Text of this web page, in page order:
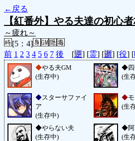
←戻る
【紅番外】やる夫達の初心
～疲れ～
[5：4]
前 1 2 3 4 5 6 7 後 [逆] [霊] [逝] [役] [
◆やる夫GM
(生存中)
◆
(生
◆スターサファイ
ア
(生存中)
◆
(生
◆やらない夫
(生存中)
◆
(生